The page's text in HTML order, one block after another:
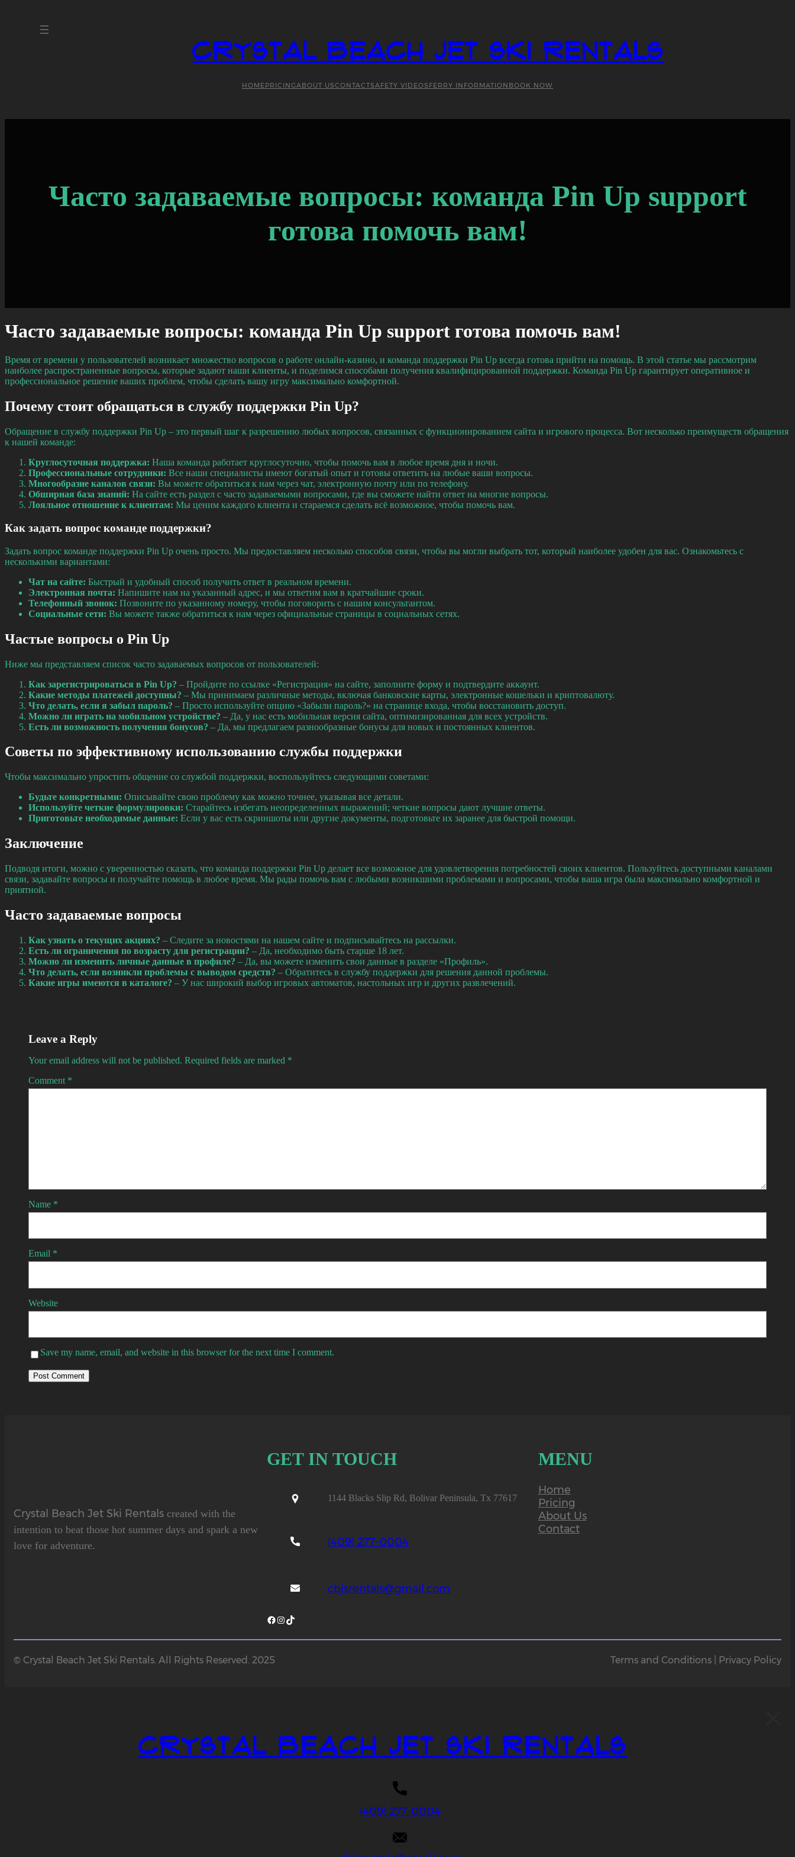
Crystal Beach Jet Ski Rentals
HOMEPRICINGABOUT USCONTACTSAFETY VIDEOS FERRY INFORMATION BOOK NOW
Часто задаваемые вопросы: команда Pin Up support
готова помочь вам!
Часто задаваемые вопросы: команда Pin Up support готова помочь вам!
Время от времени у пользователей возникает множество вопросов о работе онлайн-казино, и команда поддержки Pin Up всегда готова прийти на помощь. В этой статье мы рассмотрим
наиболее распространенные вопросы, которые задают наши клиенты, и поделимся способами получения квалифицированной поддержки. Команда Pin Up гарантирует оперативное и
профессиональное решение ваших проблем, чтобы сделать вашу игру максимально комфортной.
Почему стоит обращаться в службу поддержки Pin Up?
Обращение в службу поддержки Pin Up – это первый шаг к разрешению любых вопросов, связанных с функционированием сайта и игрового процесса. Вот несколько преимуществ обращения
к нашей команде:
Круглосуточная поддержка: Наша команда работает круглосуточно, чтобы помочь вам в любое время дня и ночи.
Профессиональные сотрудники: Все наши специалисты имеют богатый опыт и готовы ответить на любые ваши вопросы.
Многообразие каналов связи: Вы можете обратиться к нам через чат, электронную почту или по телефону.
Обширная база знаний: На сайте есть раздел с часто задаваемыми вопросами, где вы сможете найти ответ на многие вопросы.
Лояльное отношение к клиентам: Мы ценим каждого клиента и стараемся сделать всё возможное, чтобы помочь вам.
Как задать вопрос команде поддержки?
Задать вопрос команде поддержки Pin Up очень просто. Мы предоставляем несколько способов связи, чтобы вы могли выбрать тот, который наиболее удобен для вас. Ознакомьтесь с
несколькими вариантами:
Чат на сайте: Быстрый и удобный способ получить ответ в реальном времени.
Электронная почта: Напишите нам на указанный адрес, и мы ответим вам в кратчайшие сроки.
Телефонный звонок: Позвоните по указанному номеру, чтобы поговорить с нашим консультантом.
Социальные сети: Вы можете также обратиться к нам через официальные страницы в социальных сетях.
Частые вопросы о Pin Up
Ниже мы представляем список часто задаваемых вопросов от пользователей:
Как зарегистрироваться в Pin Up? – Пройдите по ссылке «Регистрация» на сайте, заполните форму и подтвердите аккаунт.
Какие методы платежей доступны? – Мы принимаем различные методы, включая банковские карты, электронные кошельки и криптовалюту.
Что делать, если я забыл пароль? – Просто используйте опцию «Забыли пароль?» на странице входа, чтобы восстановить доступ.
Можно ли играть на мобильном устройстве? – Да, у нас есть мобильная версия сайта, оптимизированная для всех устройств.
Есть ли возможность получения бонусов? – Да, мы предлагаем разнообразные бонусы для новых и постоянных клиентов.
Советы по эффективному использованию службы поддержки
Чтобы максимально упростить общение со службой поддержки, воспользуйтесь следующими советами:
Будьте конкретными: Описывайте свою проблему как можно точнее, указывая все детали.
Используйте четкие формулировки: Старайтесь избегать неопределенных выражений; четкие вопросы дают лучшие ответы.
Приготовьте необходимые данные: Если у вас есть скриншоты или другие документы, подготовьте их заранее для быстрой помощи.
Заключение
Подводя итоги, можно с уверенностью сказать, что команда поддержки Pin Up делает все возможное для удовлетворения потребностей своих клиентов. Пользуйтесь доступными каналами
связи, задавайте вопросы и получайте помощь в любое время. Мы рады помочь вам с любыми возникшими проблемами и вопросами, чтобы ваша игра была максимально комфортной и
приятной.
Часто задаваемые вопросы
Как узнать о текущих акциях? – Следите за новостями на нашем сайте и подписывайтесь на рассылки.
Есть ли ограничения по возрасту для регистрации? – Да, необходимо быть старше 18 лет.
Можно ли изменить личные данные в профиле? – Да, вы можете изменить свои данные в разделе «Профиль».
Что делать, если возникли проблемы с выводом средств? – Обратитесь в службу поддержки для решения данной проблемы.
Какие игры имеются в каталоге? – У нас широкий выбор игровых автоматов, настольных игр и других развлечений.
Leave a Reply
Your email address will not be published. Required fields are marked *
Comment *
Name *
Email *
Website
Save my name, email, and website in this browser for the next time I comment.
Crystal Beach Jet Ski Rentals created with the
intention to beat those hot summer days and spark a new
love for adventure.
GET IN TOUCH
1144 Blacks Slip Rd, Bolivar Peninsula, Tx 77617
(409) 277-0004
cbjsrentals@gmail.com
Facebook Instagram TikTok
MENU
Home
Pricing
About Us
Contact
© Crystal Beach Jet Ski Rentals. All Rights Reserved. 2025 Terms and Conditions | Privacy Policy
Crystal Beach Jet Ski Rentals
(409) 277-0004